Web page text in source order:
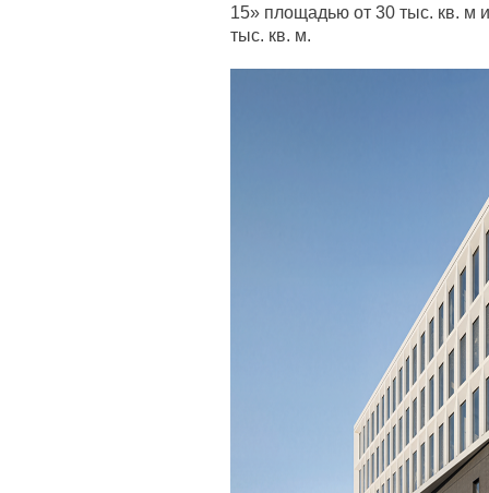
15» площадью от 30 тыс. кв. м
тыс. кв. м.